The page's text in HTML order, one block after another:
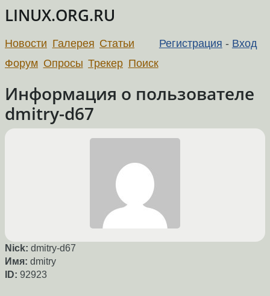
LINUX.ORG.RU
Регистрация - Вход
Новости Галерея Статьи
Форум Опросы Трекер Поиск
Информация о пользователе
dmitry-d67
Nick: dmitry-d67
Имя: dmitry
ID: 92923